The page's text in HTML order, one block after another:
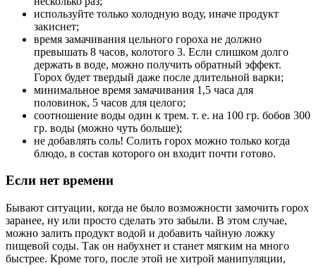
используйте только холодную воду, иначе продукт
закиснет;
время замачивания цельного гороха не должно
превышать 8 часов, колотого 3. Если слишком долго
держать в воде, можно получить обратный эффект.
Горох будет твердый даже после длительной варки;
минимальное время замачивания 1,5 часа для
половинок, 5 часов для целого;
соотношение воды один к трем. т. е. на 100 гр. бобов 300
гр. воды (можно чуть больше);
не добавлять соль! Солить горох можно только когда
блюдо, в состав которого он входит почти готово.
Если нет времени
Бывают ситуации, когда не было возможности замочить горох
заранее, ну или просто сделать это забыли. В этом случае,
можно залить продукт водой и добавить чайную ложку
пищевой соды. Так он набухнет и станет мягким на много
быстрее. Кроме того, после этой не хитрой манипуляции,